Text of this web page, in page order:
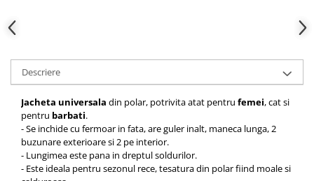
Descriere
Jacheta universala din polar, potrivita atat pentru femei, cat si
pentru barbati.
- Se inchide cu fermoar in fata, are guler inalt, maneca lunga, 2
buzunare exterioare si 2 pe interior.
- Lungimea este pana in dreptul soldurilor.
- Este ideala pentru sezonul rece, tesatura din polar fiind moale si